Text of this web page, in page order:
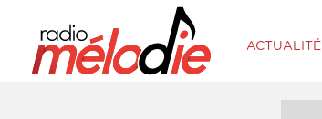
ACTUALITÉ